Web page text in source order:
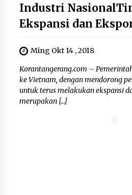
Industri
Ekspansi dan
Ming Okt 14 , 2018
Korantangerang.com –
ke Vietnam, dengan mendorong
untuk terus melakukan ekspansi
merupakan […]